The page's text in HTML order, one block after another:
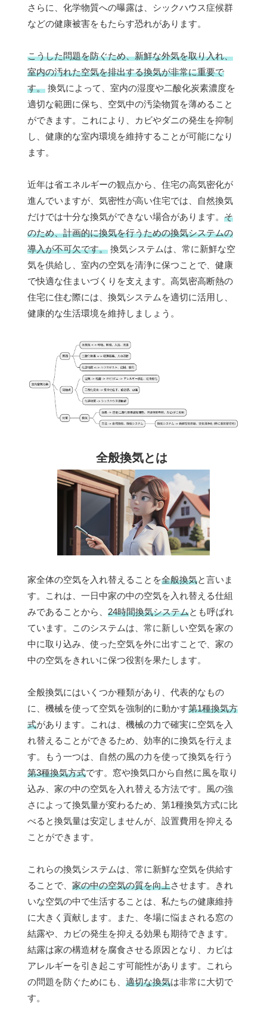
さらに、化学物質への曝露は、シックハウス症候群
などの健康被害をもたらす恐れがあります。
こうした問題を防ぐため、新鮮な外気を取り入れ、
室内の汚れた空気を排出する換気が非常に重要で
す。 換気によって、室内の湿度や二酸化炭素濃度を
適切な範囲に保ち、空気中の汚染物質を薄めること
ができます。これにより、カビやダニの発生を抑制
し、健康的な室内環境を維持することが可能になり
ます。
近年は省エネルギーの観点から、住宅の高気密化が
進んでいますが、気密性が高い住宅では、自然換気
だけでは十分な換気ができない場合があります。 そ
のため、計画的に換気を行うための換気システムの
導入が不可欠です。 換気システムは、常に新鮮な空
気を供給し、室内の空気を清浄に保つことで、健康
で快適な住まいづくりを支えます。高気密高断熱の
住宅に住む際には、換気システムを適切に活用し、
健康的な生活環境を維持しましょう。
全般換気とは
家全体の空気を入れ替えることを全般換気と言いま
す。これは、一日中家の中の空気を入れ替える仕組
みであることから、 24時間換気システムとも呼ばれ
ています。このシステムは、常に新しい空気を家の
中に取り込み、使った空気を外に出すことで、家の
中の空気をきれいに保つ役割を果たします。
全般換気にはいくつか種類があり、代表的なもの
に、機械を使って空気を強制的に動かす第1種換気方
式があります。これは、機械の力で確実に空気を入
れ替えることができるため、効率的に換気を行えま
す。もう一つは、自然の風の力を使って換気を行う
第3種換気方式です。窓や換気口から自然に風を取り
込み、家の中の空気を入れ替える方法です。風の強
さによって換気量が変わるため、第1種換気方式に比
べると換気量は安定しませんが、設置費用を抑える
ことができます。
これらの換気システムは、常に新鮮な空気を供給す
ることで、 家の中の空気の質を向上させます。きれ
いな空気の中で生活することは、私たちの健康維持
に大きく貢献します。また、冬場に悩まされる窓の
結露や、カビの発生を抑える効果も期待できます。
結露は家の構造材を腐食させる原因となり、カビは
アレルギーを引き起こす可能性があります。これら
の問題を防ぐためにも、 適切な換気は非常に大切で
す。